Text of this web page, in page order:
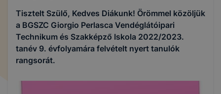
Tisztelt Szülő, Kedves Diákunk! Örömmel közöljük
a BGSZC Giorgio Perlasca Vendéglátóipari
Technikum és Szakképző Iskola 2022/2023.
tanév 9. évfolyamára felvételt nyert tanulók
rangsorát.